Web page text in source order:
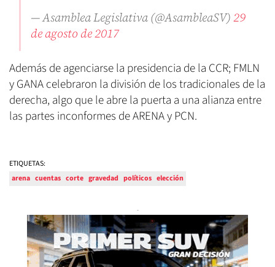
— Asamblea Legislativa (@AsambleaSV)29
de agosto de 2017
Además de agenciarse la presidencia de la CCR; FMLN
y GANA celebraron la división de los tradicionales de la
derecha, algo que le abre la puerta a una alianza entre
las partes inconformes de ARENA y PCN.
ETIQUETAS:
arena cuentas corte gravedad políticos elección